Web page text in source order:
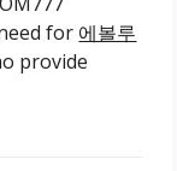
for 에볼루
provide